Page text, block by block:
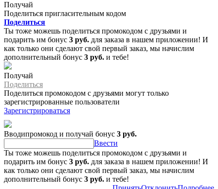
Получай
Поделиться пригласительным кодом
Поделиться
Ты тоже можешь поделиться промокодом с друзьями и
подарить им бонус 3 руб. для заказа в нашем приложении! И
как только они сделают свой первый заказ, мы начислим
дополнительный бонус 3 руб. и тебе!
Получай
Поделиться
Поделиться промокодом с друзьями могут только
зарегистрированные пользователи
Зарегистрироваться
Вводипромокод и получай бонус 3 руб.
Ввести
Ты тоже можешь поделиться промокодом с друзьями и
подарить им бонус 3 руб. для заказа в нашем приложении! И
как только они сделают свой первый заказ, мы начислим
дополнительный бонус 3 руб. и тебе!